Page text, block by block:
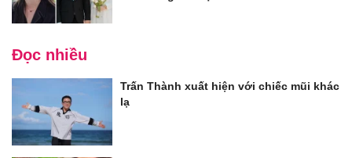
Đọc nhiều
Trấn Thành xuất hiện với chiếc mũi khác
lạ